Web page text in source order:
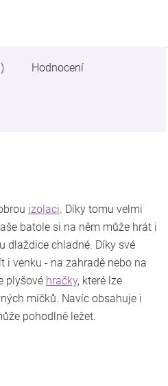
Hodnocení
izolaci. Díky tomu velmi
batole si na něm může hrát i
dlaždice chladné. Díky své
i venku - na zahradě nebo na
plyšové hračky, které lze
míčků. Navíc obsahuje i
pohodlně ležet.